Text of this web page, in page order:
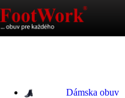
Dámska obuv